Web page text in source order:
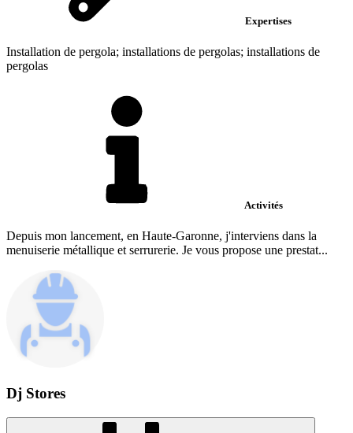
Expertises
Installation de pergola; installations de pergolas; installations de
pergolas
Activités
Depuis mon lancement, en Haute-Garonne, j'interviens dans la
menuiserie métallique et serrurerie. Je vous propose une prestat...
Dj Stores